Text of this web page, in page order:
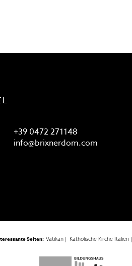
+39 0472 271148
info@brixnerdom.com
Seiten: Vatikan | Katholische Kirche Italien |